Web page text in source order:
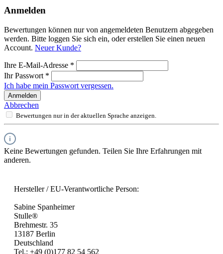
Anmelden
Bewertungen können nur von angemeldeten Benutzern abgegeben
werden. Bitte loggen Sie sich ein, oder erstellen Sie einen neuen
Account. Neuer Kunde?
Ihre E-Mail-Adresse *
Ihr Passwort *
Ich habe mein Passwort vergessen.
Anmelden
Abbrechen
Bewertungen nur in der aktuellen Sprache anzeigen.
Keine Bewertungen gefunden. Teilen Sie Ihre Erfahrungen mit
anderen.
Hersteller / EU-Verantwortliche Person:
Sabine Spanheimer
Stulle®
Brehmestr. 35
13187 Berlin
Deutschland
Tel.: +49 (0)177 82 54 562